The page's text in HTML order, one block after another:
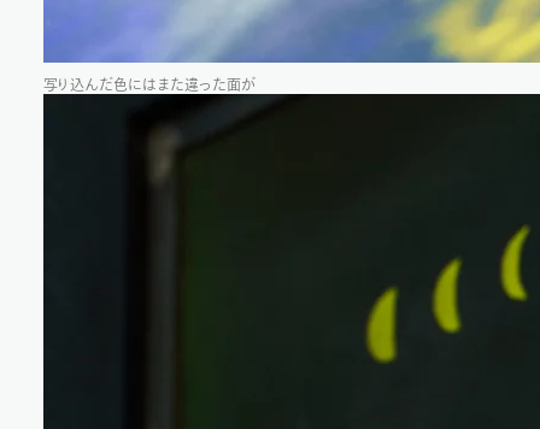
写り込んだ色にはまた違った面が